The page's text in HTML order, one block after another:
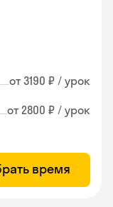
от 3190 ₽ / урок
от 2800 ₽ / урок
время